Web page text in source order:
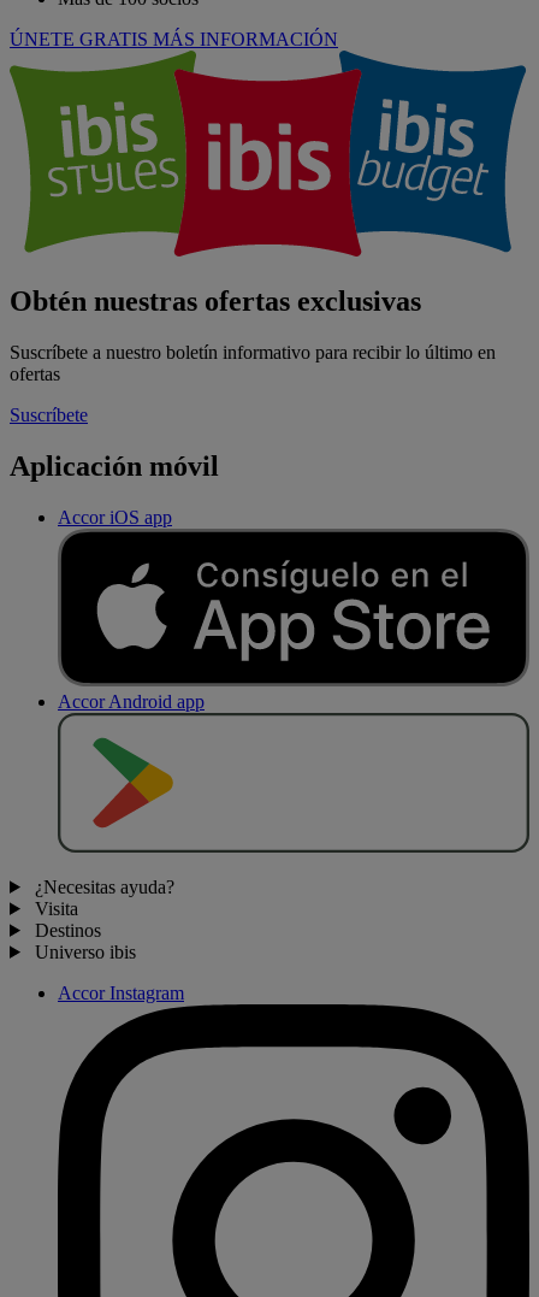
ÚNETE GRATIS MÁS INFORMACIÓN
Obtén nuestras ofertas exclusivas
Suscríbete a nuestro boletín informativo para recibir lo último en
ofertas
Suscríbete
Aplicación móvil
Accor iOS app
Accor Android app
¿Necesitas ayuda?
Visita
Destinos
Universo ibis
Accor Instagram